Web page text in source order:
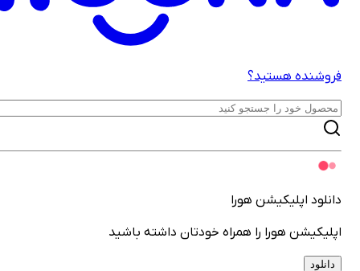
هستید؟
اپلیکیشن هورا
هورا را همراه خودتان داشته باشید
دانلود